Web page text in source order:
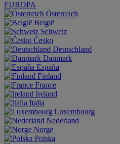
EUROPA
Österreich
België
Schweiz
Česko
Deutschland
Danmark
España
Finland
France
Ireland
Italia
Luxembourg
Nederland
Norge
Polska